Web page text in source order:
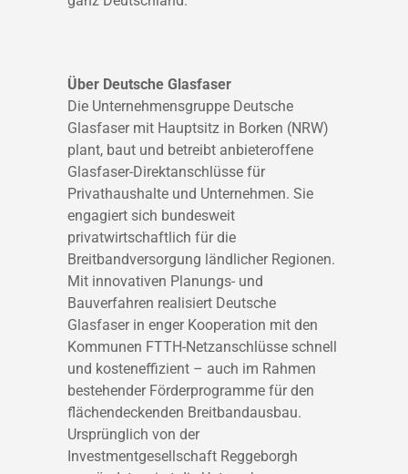
Über Deutsche Glasfaser
Die Unternehmensgruppe Deutsche
Glasfaser mit Hauptsitz in Borken (NRW)
plant, baut und betreibt anbieteroffene
Glasfaser-Direktanschlüsse für
Privathaushalte und Unternehmen. Sie
engagiert sich bundesweit
privatwirtschaftlich für die
Breitbandversorgung ländlicher Regionen.
Mit innovativen Planungs- und
Bauverfahren realisiert Deutsche
Glasfaser in enger Kooperation mit den
Kommunen FTTH-Netzanschlüsse schnell
und kosteneffizient – auch im Rahmen
bestehender Förderprogramme für den
flächendeckenden Breitbandausbau.
Ursprünglich von der
Investmentgesellschaft Reggeborgh